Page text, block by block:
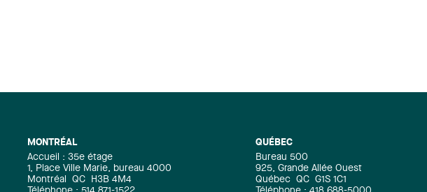
MONTRÉAL
Accueil : 35e étage
1, Place Ville Marie, bureau 4000
Montréal
QC
H3B 4M4
QUÉBEC
Bureau 500
925, Grande Allée Ouest
Québec QC G1S 1C1